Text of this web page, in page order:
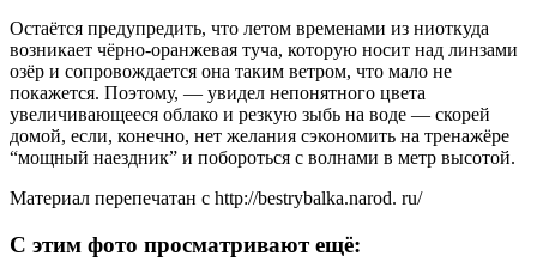
Остаётся предупредить, что летом временами из ниоткуда
возникает чёрно-оранжевая туча, которую носит над линзами
озёр и сопровождается она таким ветром, что мало не
покажется. Поэтому, — увидел непонятного цвета
увеличивающееся облако и резкую зыбь на воде — скорей
домой, если, конечно, нет желания сэкономить на тренажёре
“мощный наездник” и побороться с волнами в метр высотой.
Материал перепечатан с http://bestrybalka.narod. ru/
С этим фото просматривают ещё: